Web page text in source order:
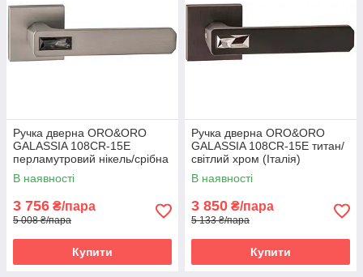
Ручка дверна ORO&ORO
GALASSIA 108СR-15E
перламутровий нікель/срібна
ніч (Італія)
В наявності
3 756 ₴/пара
5 008 ₴/пара
Купити
Ручка дверна ORO&ORO
GALASSIA 108СR-15E титан/
світлий хром (Італія)
В наявності
3 850 ₴/пара
5 133 ₴/пара
Купити